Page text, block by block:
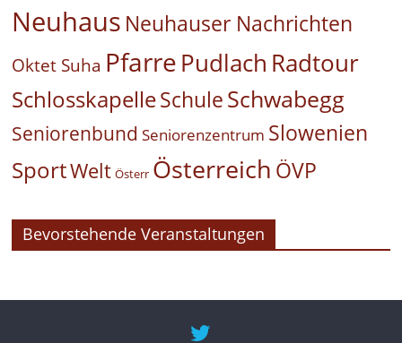
Neuhaus Neuhauser Nachrichten
Oktet Suha PfarrePudlach Radtour
SchlosskapelleSchuleSchwabegg
Seniorenbund Seniorenzentrum Slowenien
SportWelt Österr Österreich ÖVP
Bevorstehende Veranstaltungen